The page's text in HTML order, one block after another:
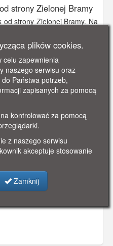
strony Zielonej Bramy
od strony Zielonej Bramy. Na
Miasta. Widoczne też
ulicy.
miasta
plików cookies.
celu zapewnienia
naszego serwisu oraz
Państwa potrzeb,
zapisanych za pomocą
kontrolować za pomocą
z naszego serwisu
akceptuje stosowanie
Zamknij